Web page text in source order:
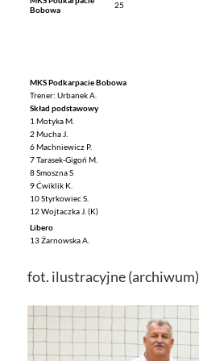
Bobowa
25
MKS Podkarpacie Bobowa
Trener: Urbanek A.
Skład podstawowy
1 Motyka M.
2 Mucha J.
6 Machniewicz P.
7 Tarasek-Gigoń M.
8 Smoszna S
9 Ćwiklik K.
10 Styrkowiec S.
12 Wojtaczka J. (K)
Libero
13 Żarnowska A.
fot. ilustracyjne (archiwum)